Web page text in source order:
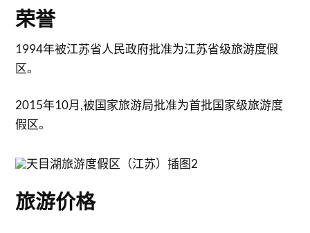
荣誉
1994年被江苏省人民政府批准为江苏省级旅游度假
区。
2015年10月,被国家旅游局批准为首批国家级旅游度
假区。
旅游价格